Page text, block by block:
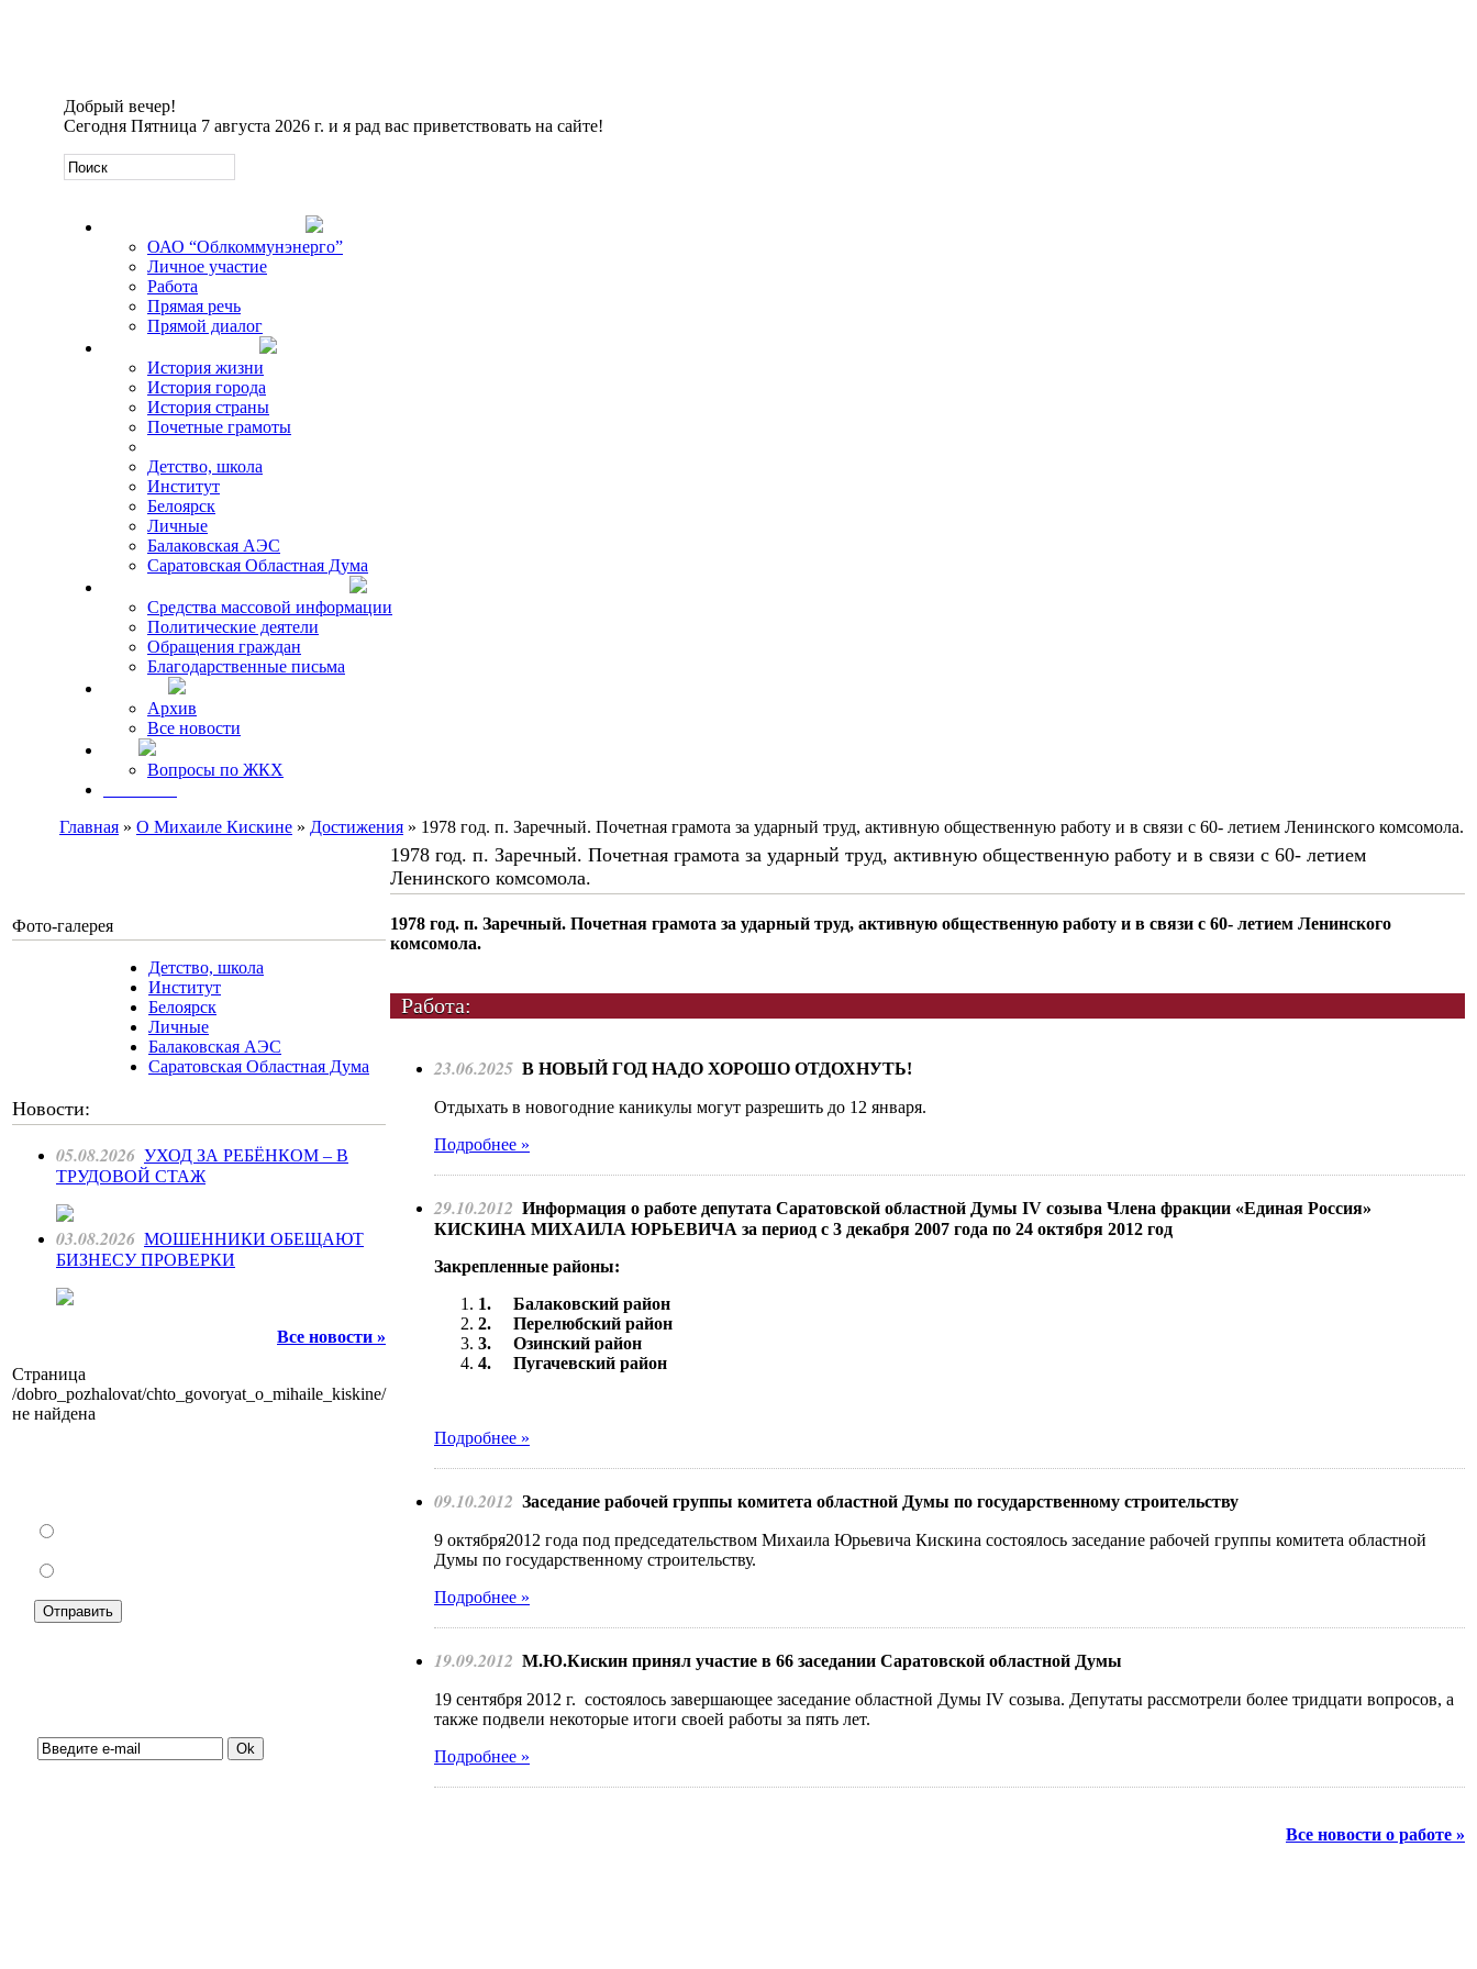
Добрый вечер!
Сегодня Пятница 7 августа 2026 г. и я рад вас приветствовать на сайте!
ОАО “Облкоммунэнерго”
Личное участие
Работа
Прямая речь
Прямой диалог
История жизни
История города
История страны
Почетные грамоты
Детство, школа
Институт
Белоярск
Личные
Балаковская АЭС
Саратовская Областная Дума
Средства массовой информации
Политические деятели
Обращения граждан
Благодарственные письма
Архив
Все новости
Вопросы по ЖКХ
Главная » О Михаиле Кискине » Достижения » 1978 год. п. Заречный. Почетная грамота за ударный труд, активную общественную работу и в связи с 60- летием Ленинского комсомола.
Фото-галерея
Детство, школа
Институт
Белоярск
Личные
Балаковская АЭС
Саратовская Областная Дума
Новости:
05.08.2026 УХОД ЗА РЕБЁНКОМ – В
ТРУДОВОЙ СТАЖ
03.08.2026 МОШЕННИКИ ОБЕЩАЮТ
БИЗНЕСУ ПРОВЕРКИ
Все новости »
Страница
/dobro_pozhalovat/chto_govoryat_o_mihaile_kiskine/
не найдена
1978 год. п. Заречный. Почетная грамота за ударный труд, активную общественную работу и в связи с 60- летием
Ленинского комсомола.
1978 год. п. Заречный. Почетная грамота за ударный труд, активную общественную работу и в связи с 60- летием Ленинского
комсомола.
Работа:
23.06.2025 В НОВЫЙ ГОД НАДО ХОРОШО ОТДОХНУТЬ!
Отдыхать в новогодние каникулы могут разрешить до 12 января.
Подробнее »
29.10.2012 Информация о работе депутата Саратовской областной Думы IV созыва Члена фракции «Единая Россия»
КИСКИНА МИХАИЛА ЮРЬЕВИЧА за период с 3 декабря 2007 года по 24 октября 2012 год
Закрепленные районы:
1. Балаковский район
2. Перелюбский район
3. Озинский район
4. Пугачевский район
Подробнее »
09.10.2012 Заседание рабочей группы комитета областной Думы по государственному строительству
9 октября2012 года под председательством Михаила Юрьевича Кискина состоялось заседание рабочей группы комитета областной
Думы по государственному строительству.
Подробнее »
19.09.2012 М.Ю.Кискин принял участие в 66 заседании Саратовской областной Думы
19 сентября 2012 г. состоялось завершающее заседание областной Думы IV созыва. Депутаты рассмотрели более тридцати вопросов, а
также подвели некоторые итоги своей работы за пять лет.
Подробнее »
Все новости о работе »